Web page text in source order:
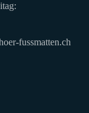
fussmatten.ch